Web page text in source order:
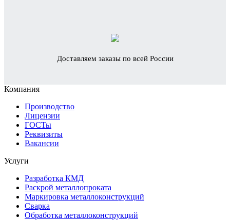
Доставляем заказы по всей России
Компания
Производство
Лицензии
ГОСТы
Реквизиты
Вакансии
Услуги
Разработка КМД
Раскрой металлопроката
Маркировка металлоконструкций
Сварка
Обработка металлоконструкций